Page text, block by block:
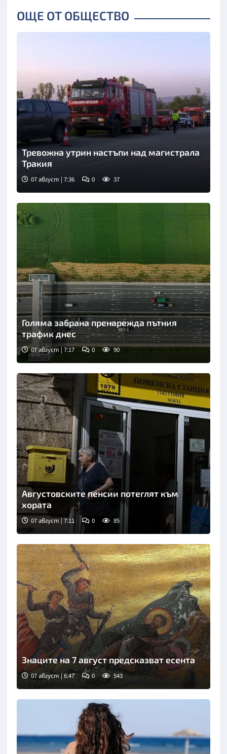
ОЩЕ ОТ ОБЩЕСТВО
Снимка: бТВ
Тревожна утрин настъпи над магистрала
Тракия
07 август | 7:36 0 37
Снимка: БТА
Голяма забрана пренарежда пътния
трафик днес
07 август | 7:17 0 90
Снимка: БТА
Августовските пенсии потеглят към
хората
07 август | 7:11 0 85
Знаците на 7 август предсказват есента
07 август | 6:47 0 543